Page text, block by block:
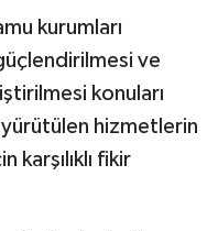
kurumları
ve
konuları
yürütülen hizmetlerin
karşılıklı fikir